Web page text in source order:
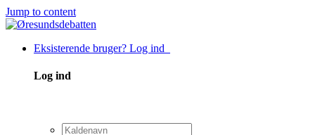
Jump to content
Eksisterende bruger? Log ind
Log ind